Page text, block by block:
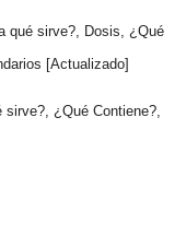
qué sirve?, Dosis, ¿Qué
[Actualizado]
sirve?, ¿Qué Contiene?,